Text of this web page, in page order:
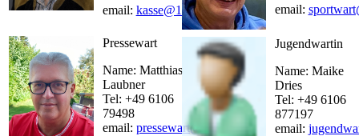
email: kasse@1tcn.de
email:
Pressewart
Name: Matthias
Laubner
Tel: +49 6106
79498
email: pressewart@1tcn.de
Jugendwartin
Name: Maike
Dries
Tel: +49 6106
877197
email: